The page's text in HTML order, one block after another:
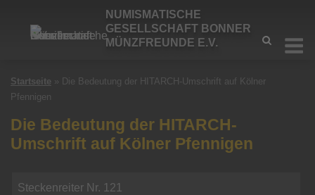
NUMISMATISCHE
GESELLSCHAFT BONNER
MÜNZFREUNDE E.V.
Startseite » Die Bedeutung der HITARCH-Umschrift auf Kölner
Pfennigen
Die Bedeutung der HITARCH-
Umschrift auf Kölner Pfennigen
Steckenreiter Nr. 121